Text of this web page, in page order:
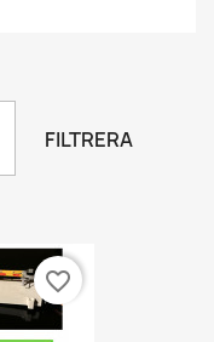
FILTRERA
favorite_border